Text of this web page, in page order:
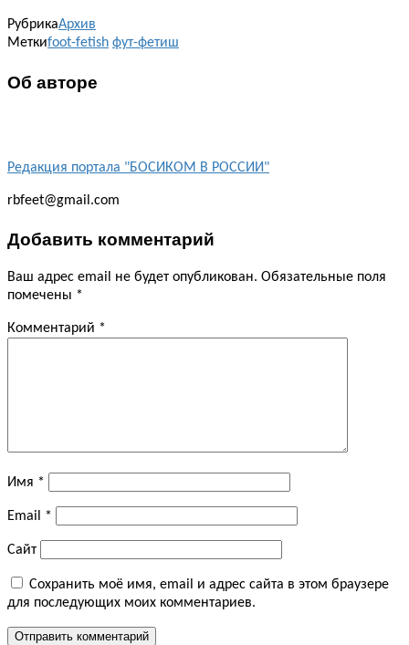
РубрикаАрхив
Меткиfoot-fetish фут-фетиш
Об авторе
Редакция портала "БОСИКОМ В РОССИИ"
rbfeet@gmail.com
Добавить комментарий
Ваш адрес email не будет опубликован. Обязательные поля
помечены *
Комментарий *
Имя *
Email *
Сайт
Сохранить моё имя, email и адрес сайта в этом браузере
для последующих моих комментариев.